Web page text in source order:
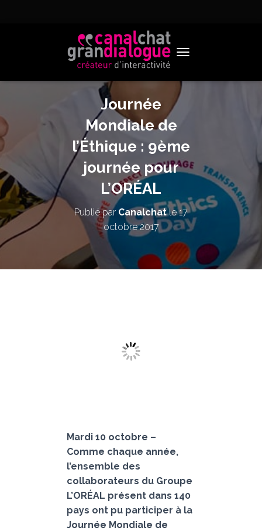
Journée
Mondiale de
l’Éthique : 9ème
journée pour
L’ORÉAL
Publié par Canalchatle17
octobre 2017
Mardi 10 octobre –
Comme chaque année,
l’ensemble des
collaborateurs du Groupe
L’ORÉAL présent dans 140
pays ont pu participer à la
Journée Mondiale de